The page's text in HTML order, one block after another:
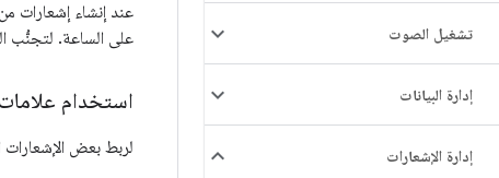
تشغيل الصوت
إدارة البيانات
إدارة الإشعارات
عند إنشاء إشعارات
على الساعة. لتجنُّب
استخدام
لربط بعض